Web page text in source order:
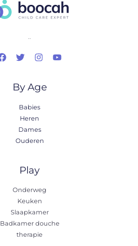
..
By Age
Babies
Heren
Dames
Ouderen
Play
Onderweg
Keuken
Slaapkamer
Badkamer douche
therapie